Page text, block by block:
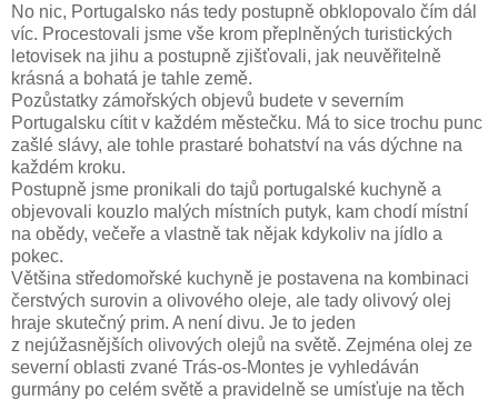
No nic, Portugalsko nás tedy postupně obklopovalo čím dál
víc. Procestovali jsme vše krom přeplněných turistických
letovisek na jihu a postupně zjišťovali, jak neuvěřitelně
krásná a bohatá je tahle země.
Pozůstatky zámořských objevů budete v severním
Portugalsku cítit v každém městečku. Má to sice trochu punc
zašlé slávy, ale tohle prastaré bohatství na vás dýchne na
každém kroku.
Postupně jsme pronikali do tajů portugalské kuchyně a
objevovali kouzlo malých místních putyk, kam chodí místní
na obědy, večeře a vlastně tak nějak kdykoliv na jídlo a
pokec.
Většina středomořské kuchyně je postavena na kombinaci
čerstvých surovin a olivového oleje, ale tady olivový olej
hraje skutečný prim. A není divu. Je to jeden
z nejúžasnějších olivových olejů na světě. Zejména olej ze
severní oblasti zvané Trás-os-Montes je vyhledáván
gurmány po celém světě a pravidelně se umísťuje na těch